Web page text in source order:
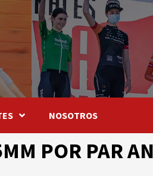
NOSOTROS
POR PAR